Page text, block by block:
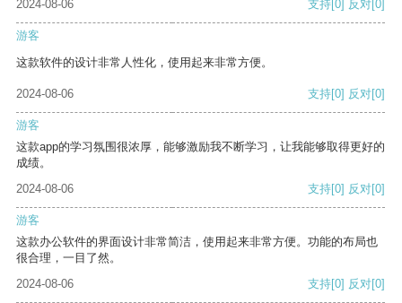
2024-08-06 支持 [0] 反对 [0]
游客
这款软件的设计非常人性化，使用起来非常方便。
2024-08-06 支持[0] 反对[0]
游客
这款app的学习氛围很浓厚，能够激励我不断学习，让我能够取得更好的
成绩。
2024-08-06
支持[0] 反对[0]
游客
这款办公软件的界面设计非常简洁，使用起来非常方便。功能的布局也
很合理，一目了然。
2024-08-06
支持[0] 反对[0]